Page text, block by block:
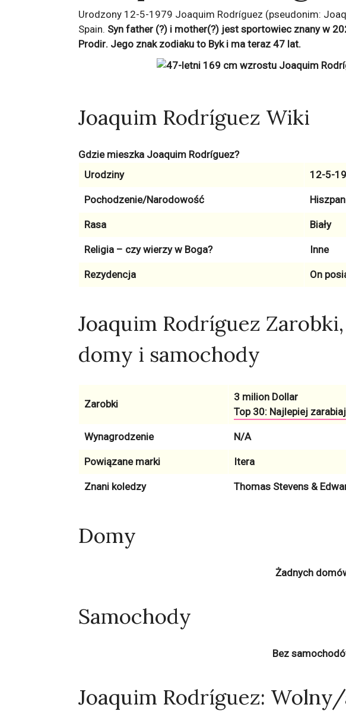
Urodzony 12-5-1979 Joaquim Rodríguez (pseudonim:
Spain. Syn father (?) i mother(?) jest sportowiec znany w
Prodir. Jego znak zodiaku to Byki ma teraz 47 lat.
Joaquim Rodríguez Wiki
Gdzie mieszka Joaquim Rodríguez?
Urodziny
12-5-
Pochodzenie/Narodowość Hiszpan
Rasa Biały
Religia – czy wierzy w Boga? Inne
Rezydencja On
Joaquim Rodríguez
domy i samochody
Zarobki
3 milion Dollar
Top 30: Najlepiej
Wynagrodzenie N/A
Powiązane marki Itera
Znani koledzy Thomas Stevens &
Domy
Żadnych
Samochody
Bez
Joaquim Rodríguez: Wolny/